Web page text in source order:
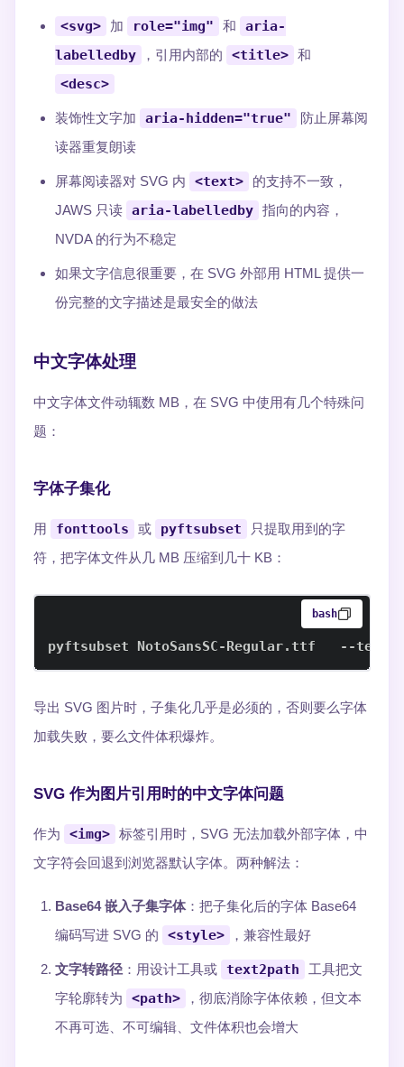
<svg> 加 role="img" 和
aria-
labelledby
，引用内部的 <title> 和
<desc>
装饰性文字加 aria-hidden="true"
防止屏幕阅
读器重复朗读
屏幕阅读器对 SVG 内 <text>
的支持不一致，
JAWS 只读 aria-labelledby 指向的内容，
NVDA 的行为不稳定
如果文字信息很重要，在 SVG 外部用 HTML 提供一
份完整的文字描述是最安全的做法
中文字体处理
中文字体文件动辄数 MB，在 SVG 中使用有几个特殊问
题：
字体子集化
用 fonttools 或 pyftsubset
只提取用到的字
符，把字体文件从几 MB 压缩到几十 KB：
bash
pyftsubset NotoSansSC-Regular.ttf   --
导出 SVG 图片时，子集化几乎是必须的，否则要么字体
加载失败，要么文件体积爆炸。
SVG 作为图片引用时的中文字体问题
作为 <img> 标签引用时，SVG 无法加载外部字体，中
文字符会回退到浏览器默认字体。两种解法：
Base64 嵌入子集字体：把子集化后的字体 Base64
编码写进 SVG 的
<style> ，兼容性最好
文字转路径 ：用设计工具或 text2path
工具把文
字轮廓转为
<path>
，彻底消除字体依赖，但文本
不再可选、不可编辑、文件体积也会增大